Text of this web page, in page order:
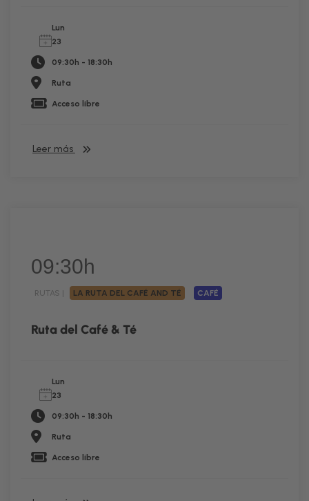
Lun
23
09:30h - 18:30h
Ruta
Acceso libre
Leer más
09:30h
RUTAS | LA RUTA DEL CAFÉ AND TÉ CAFÉ
Ruta del Café & Té
Lun
23
09:30h - 18:30h
Ruta
Acceso libre